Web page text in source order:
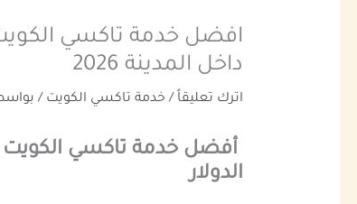
افضل خدمة تاكسي
داخل المدينة 2026
اترك تعليقاً / خدمة تاكسي الكويت /
أفضل خدمة تاكسي
الدولار